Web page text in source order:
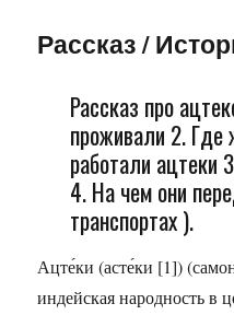
Рассказ/
Рассказ про
проживали 2.
работали ацтеки
4. На чем они
транспортах ).
Ацте́ки (асте́ки [1])
индейская народность в